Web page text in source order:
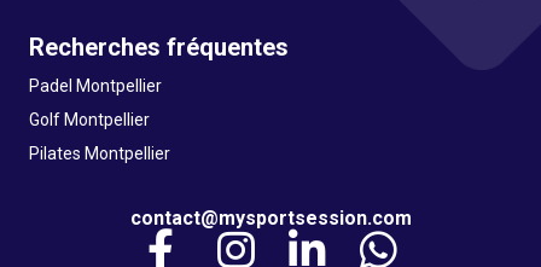
Recherches fréquentes
Padel Montpellier
Golf Montpellier
Pilates Montpellier
contact@mysportsession.com